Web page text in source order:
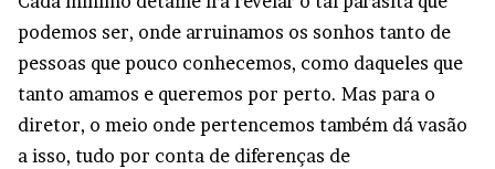
podemos ser, onde arruinamos os sonhos tanto de
pessoas que pouco conhecemos, como daqueles que
tanto amamos e queremos por perto. Mas para o
diretor, o meio onde pertencemos também dá vasão
a isso, tudo por conta de diferenças de